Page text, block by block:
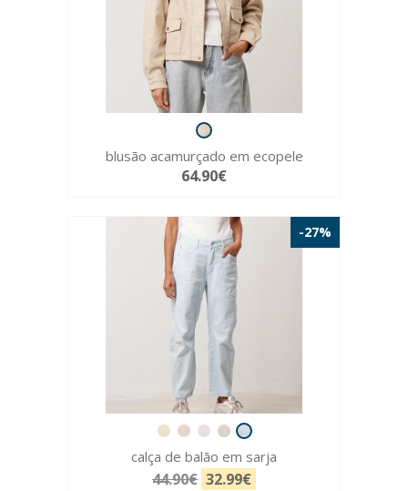
blusão acamurçado em ecopele
64.90€
-27%
calça de balão em sarja
44.90€ 32.99€